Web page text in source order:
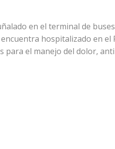
en el terminal de
hospitalizado en
para el manejo del dolor,